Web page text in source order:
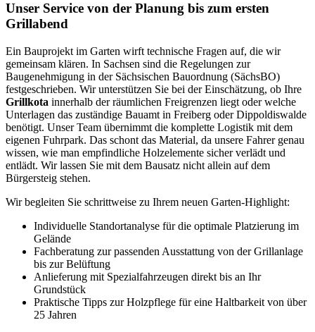
Unser Service von der Planung bis zum ersten
Grillabend
Ein Bauprojekt im Garten wirft technische Fragen auf, die wir
gemeinsam klären. In Sachsen sind die Regelungen zur
Baugenehmigung in der Sächsischen Bauordnung (SächsBO)
festgeschrieben. Wir unterstützen Sie bei der Einschätzung, ob Ihre
Grillkota innerhalb der räumlichen Freigrenzen liegt oder welche
Unterlagen das zuständige Bauamt in Freiberg oder Dippoldiswalde
benötigt. Unser Team übernimmt die komplette Logistik mit dem
eigenen Fuhrpark. Das schont das Material, da unsere Fahrer genau
wissen, wie man empfindliche Holzelemente sicher verlädt und
entlädt. Wir lassen Sie mit dem Bausatz nicht allein auf dem
Bürgersteig stehen.
Wir begleiten Sie schrittweise zu Ihrem neuen Garten-Highlight:
Individuelle Standortanalyse für die optimale Platzierung im
Gelände
Fachberatung zur passenden Ausstattung von der Grillanlage
bis zur Belüftung
Anlieferung mit Spezialfahrzeugen direkt bis an Ihr
Grundstück
Praktische Tipps zur Holzpflege für eine Haltbarkeit von über
25 Jahren